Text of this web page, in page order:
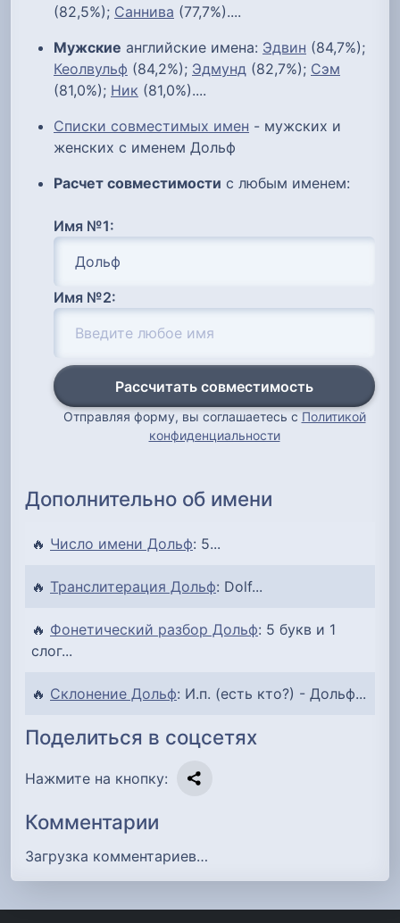
(82,5%); Саннива (77,7%)....
Мужские английские имена: Эдвин (84,7%);
Кеолвульф (84,2%); Эдмунд (82,7%); Сэм
(81,0%); Ник (81,0%)....
Списки совместимых имен - мужских и
женских с именем Дольф
Расчет совместимости с любым именем:
Имя №1:
Имя №2:
Рассчитать совместимость
Отправляя форму, вы соглашаетесь с Политикой
конфиденциальности
Дополнительно об имени
🔥 Число имени Дольф: 5...
🔥 Транслитерация Дольф: Dolf...
🔥 Фонетический разбор Дольф: 5 букв и 1
слог...
🔥 Склонение Дольф: И.п. (есть кто?) - Дольф...
Поделиться в соцсетях
Нажмите на кнопку:
Комментарии
Загрузка комментариев…